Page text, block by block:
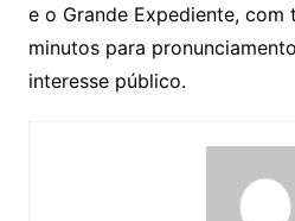
e o Grande Expediente, com
minutos para
interesse público.